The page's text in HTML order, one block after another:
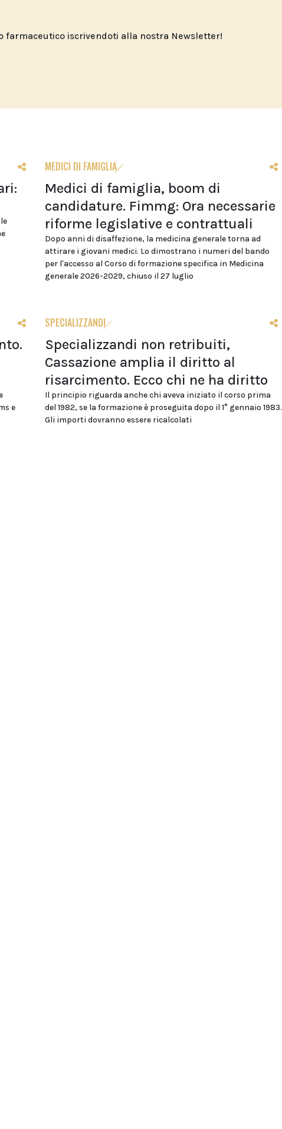
iscrivendoti alla nostra Newsletter!
MEDICI DI FAMIGLIA
Medici di famiglia, boom di
candidature. Fimmg: Ora necessarie
riforme legislative e contrattuali
Dopo anni di disaffezione, la medicina generale torna ad
attirare i giovani medici. Lo dimostrano i numeri del bando
per l'accesso al Corso di formazione specifica in Medicina
generale 2026-2029, chiuso il 27 luglio
e
SPECIALIZZANDI
Specializzandi non retribuiti,
Cassazione amplia il diritto al
risarcimento. Ecco chi ne ha diritto
Il principio riguarda anche chi aveva iniziato il corso prima
del 1982, se la formazione è proseguita dopo il 1° gennaio 1983.
Gli importi dovranno essere ricalcolati